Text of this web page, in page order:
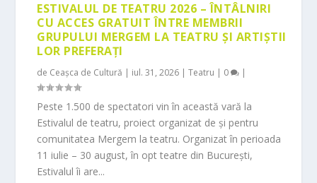
ESTIVALUL DE TEATRU 2026 – ÎNTÂLNIRI
CU ACCES GRATUIT ÎNTRE MEMBRII
GRUPULUI MERGEM LA TEATRU ȘI ARTIȘTII
LOR PREFERAȚI
de Ceașca de Cultură | iul. 31, 2026 |Teatru | 0 |
Peste 1.500 de spectatori vin în această vară la
Estivalul de teatru, proiect organizat de și pentru
comunitatea Mergem la teatru. Organizat în perioada
11 iulie – 30 august, în opt teatre din București,
Estivalul îi are...